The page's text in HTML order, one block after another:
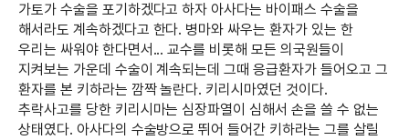
가토가 수술을 포기하겠다고 하자 아사다는 바이패스 수술을
해서라도 계속하겠다고 한다. 병마와 싸우는 환자가 있는 한
우리는 싸워야 한다면서... 교수를 비롯해 모든 의국원들이
지켜보는 가운데 수술이 계속되는데 그때 응급환자가 들어오고 그
환자를 본 키하라는 깜짝 놀란다. 키리시마였던 것이다.
추락사고를 당한 키리시마는 심장파열이 심해서 손을 쓸 수 없는
상태였다. 아사다의 수술방으로 뛰어 들어간 키하라는 그를 살릴